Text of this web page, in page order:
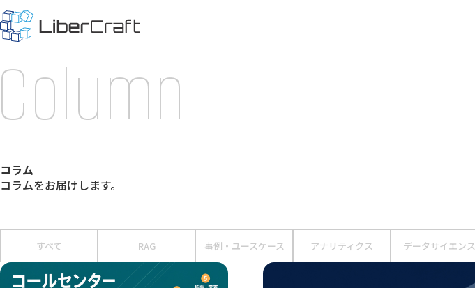
コラム
コラムをお届けします。
すべて RAG 事例・ユースケース アナリティクス データサイエンス